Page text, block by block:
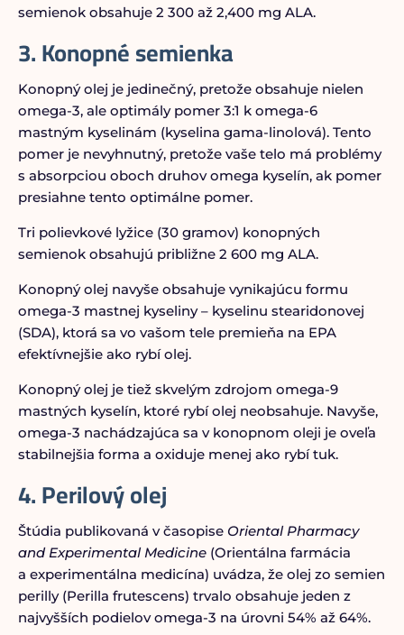
semienok obsahuje 2 300 až 2,400 mg ALA.
3. Konopné semienka
Konopný olej je jedinečný, pretože obsahuje nielen
omega-3, ale optimály pomer 3:1 k omega-6
mastným kyselinám (kyselina gama-linolová). Tento
pomer je nevyhnutný, pretože vaše telo má problémy
s absorpciou oboch druhov omega kyselín, ak pomer
presiahne tento optimálne pomer.
Tri polievkové lyžice (30 gramov) konopných
semienok obsahujú približne 2 600 mg ALA.
Konopný olej navyše obsahuje vynikajúcu formu
omega-3 mastnej kyseliny – kyselinu stearidonovej
(SDA), ktorá sa vo vašom tele premieňa na EPA
efektívnejšie ako rybí olej.
Konopný olej je tiež skvelým zdrojom omega-9
mastných kyselín, ktoré rybí olej neobsahuje. Navyše,
omega-3 nachádzajúca sa v konopnom oleji je oveľa
stabilnejšia forma a oxiduje menej ako rybí tuk.
4. Perilový olej
Štúdia publikovaná v časopise Oriental Pharmacy
and Experimental Medicine (Orientálna farmácia
a experimentálna medicína) uvádza, že olej zo semien
perilly (Perilla frutescens) trvalo obsahuje jeden z
najvyšších podielov omega-3 na úrovni 54% až 64%.